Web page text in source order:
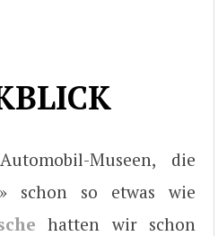
Museen, die
schon so etwas wie
hatten wir schon